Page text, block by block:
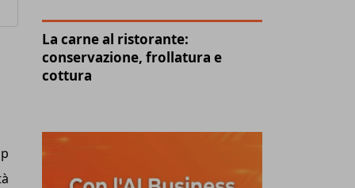
La carne al ristorante:
conservazione, frollatura e
cottura